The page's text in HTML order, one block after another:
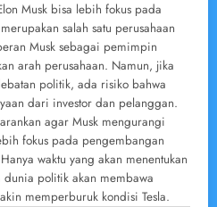
Musk bisa lebih fokus pada
salah satu perusahaan
Musk sebagai pemimpin
arah perusahaan. Namun, jika
politik, ada risiko bahwa
dari investor dan pelanggan.
agar Musk mengurangi
fokus pada pengembangan
waktu yang akan menentukan
dunia politik akan membawa
memperburuk kondisi Tesla.